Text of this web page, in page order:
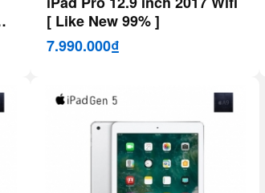
[ Like New 99% ]
7.990.000₫